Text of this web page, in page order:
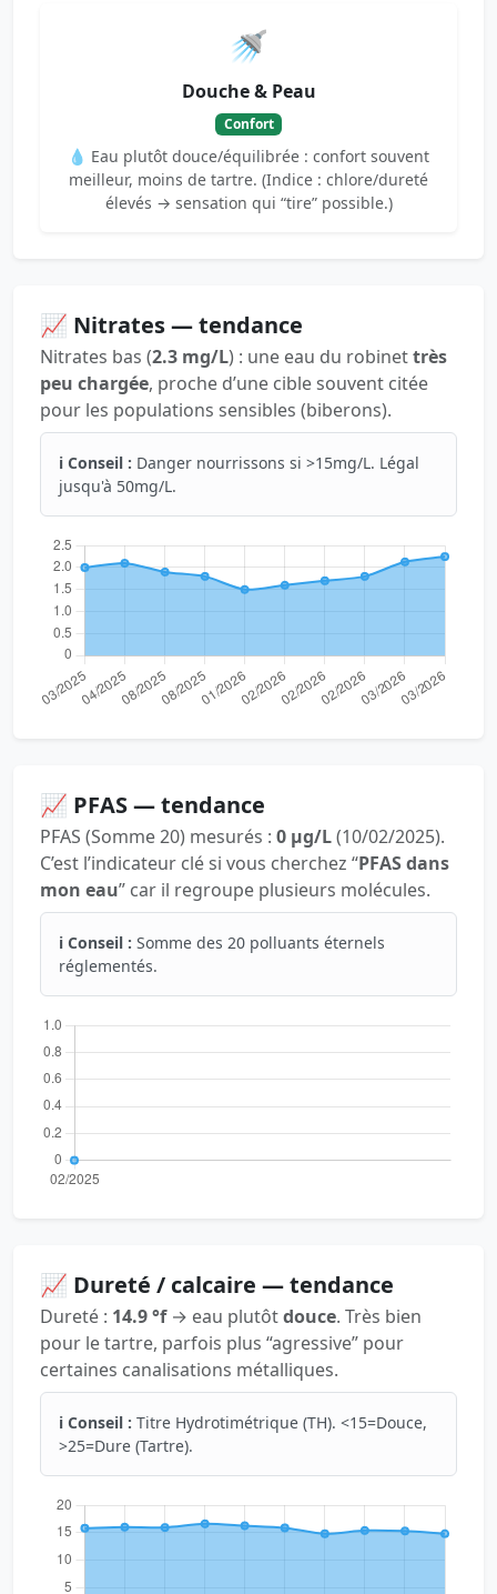
🚿
Douche & Peau
Confort
💧 Eau plutôt douce/équilibrée : confort souvent
meilleur, moins de tartre. (Indice : chlore/dureté
élevés → sensation qui “tire” possible.)
📈 Nitrates — tendance
Nitrates bas (2.3 mg/L) : une eau du robinettrès
peu chargée, proche d’une cible souvent citée
pour les populations sensibles (biberons).
ℹ️ Conseil : Danger nourrissons si >15mg/L. Légal
jusqu'à 50mg/L.
📈 PFAS — tendance
PFAS (Somme 20) mesurés : 0 µg/L(10/02/2025).
C’est l’indicateur clé si vous cherchez “PFAS dans
mon eau” car il regroupe plusieurs molécules.
ℹ️ Conseil : Somme des 20 polluants éternels
réglementés.
📈 Dureté / calcaire — tendance
Dureté : 14.9 °f→ eau plutôtdouce. Très bien
pour le tartre, parfois plus “agressive” pour
certaines canalisations métalliques.
ℹ️ Conseil : Titre Hydrotimétrique (TH). <15=Douce,
>25=Dure (Tartre).